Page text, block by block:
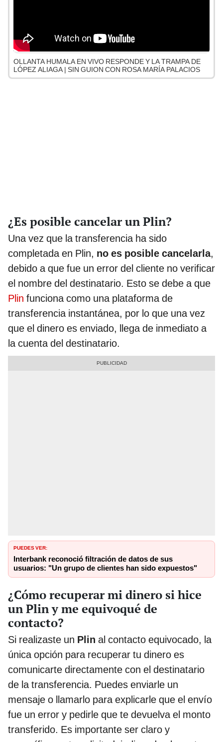
OLLANTA HUMALA EN VIVO RESPONDE Y LA TRAMPA DE
LÓPEZ ALIAGA | SIN GUION CON ROSA MARÍA PALACIOS
¿Es posible cancelar un Plin?
Una vez que la transferencia ha sido
completada en Plin, no es posible cancelarla,
debido a que fue un error del cliente no verificar
el nombre del destinatario. Esto se debe a que
Plin funciona como una plataforma de
transferencia instantánea, por lo que una vez
que el dinero es enviado, llega de inmediato a
la cuenta del destinatario.
PUEDES VER:
Interbank reconoció filtración de datos de sus
usuarios: "Un grupo de clientes han sido expuestos"
¿Cómo recuperar mi dinero si hice
un Plin y me equivoqué de
contacto?
Si realizaste un Plin al contacto equivocado, la
única opción para recuperar tu dinero es
comunicarte directamente con el destinatario
de la transferencia. Puedes enviarle un
mensaje o llamarlo para explicarle que el envío
fue un error y pedirle que te devuelva el monto
transferido. Es importante ser claro y